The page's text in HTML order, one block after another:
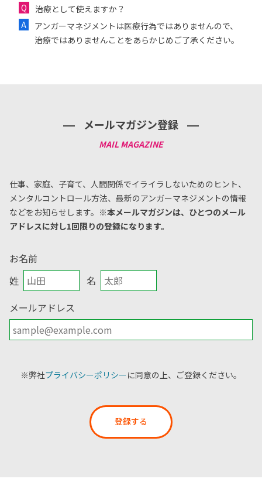
治療として使えますか？
アンガーマネジメントは医療行為ではありませんので、
治療ではありませんことをあらかじめご了承ください。
メールマガジン登録
仕事、家庭、子育て、人間関係でイライラしないためのヒント、
メンタルコントロール方法、 最新のアンガーマネジメントの情報
などをお知らせします。 ※本メールマガジンは、ひとつのメール
アドレスに対し1回限りの登録になります。
お名前
姓
名
メールアドレス
※弊社プライバシーポリシーに同意の上、ご登録ください。
登録する